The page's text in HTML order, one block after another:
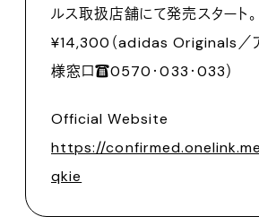
ルス取扱店舗にて発売スタート。
¥14,300（adidas Originals／
様窓口☎️0570･033･033）
Official Website
https://
qkie